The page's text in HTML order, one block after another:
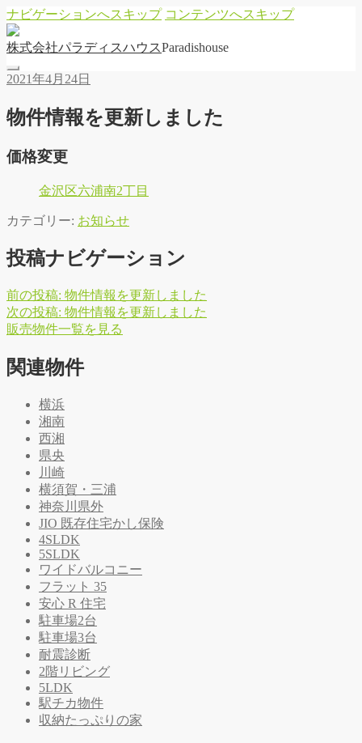
ナビゲーションへスキップ コンテンツへスキップ
株式会社パラディ スハウ スParadishouse
2021年4月24日
物件情報を更新しました
価格変更
金沢区六浦南2丁目
カテゴリー: お知らせ
投稿ナビゲーション
前の投稿: 物件情報を更新しました
次の投稿: 物件情報を更新しました
販売物件一覧を 見る
関連物件
横浜
湘南
西湘
県央
川崎
横須賀・三浦
神奈川県外
JIO 既存住宅かし保険
4SLDK
5SLDK
ワイドバルコニー
フラット 35
安心 R 住宅
駐車場2台
駐車場3台
耐震診断
2階リビング
5LDK
駅チカ物件
収納たっぷりの家